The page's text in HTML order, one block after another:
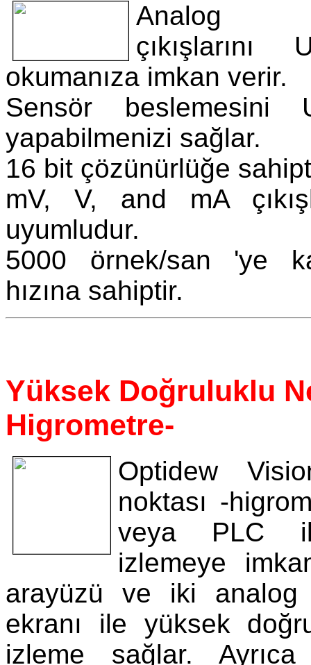
Analog
çıkışlarını
okumanıza imkan verir.
Sensör beslemesini
yapabilmenizi sağlar.
16 bit çözünürlüğe
mV, V, and mA
uyumludur.
5000 örnek/san 'ye
hızına sahiptir.
Yüksek Doğruluklu
Higrometre-
Optidew
noktası -
veya PLC
izlemeye
arayüzü ve iki analog
ekranı ile yüksek
izleme sağlar.